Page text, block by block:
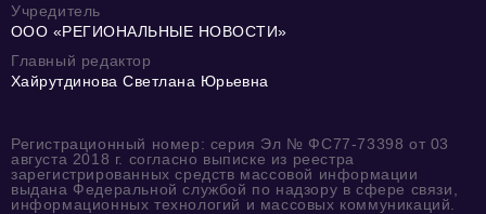
Учредитель
ООО «РЕГИОНАЛЬНЫЕ НОВОСТИ»
Главный редактор
Хайрутдинова Светлана Юрьевна
Регистрационный номер: серия Эл № ФС77-73398 от 03
августа 2018 г. согласно выписке из реестра
зарегистрированных средств массовой информации
выдана Федеральной службой по надзору в сфере связи,
информационных технологий и массовых коммуникаций.